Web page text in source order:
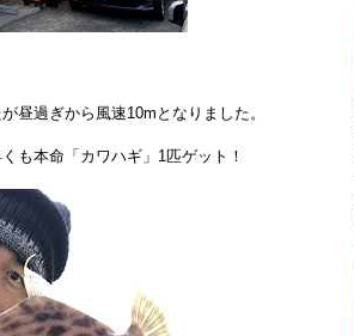
昼過ぎから風速10mとなりました。
も本命「カワハギ」1匹ゲット！